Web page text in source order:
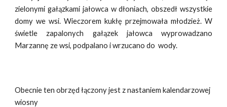
zielonymi gałązkami jałowca w dłoniach, obszedł wszystkie
domy we wsi. Wieczorem kukłę przejmowała młodzież. W
świetle zapalonych gałązek jałowca wyprowadzano
Marzannę ze wsi, podpalano i wrzucano do wody.
Obecnie ten obrzęd łączony jest z nastaniem kalendarzowej
wiosny